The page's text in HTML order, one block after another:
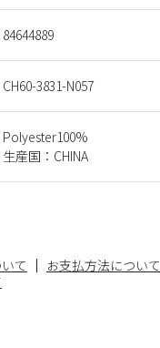
84644889
CH60-3831-N057
Polyester100%
生産国：CHINA
て お支払方法について